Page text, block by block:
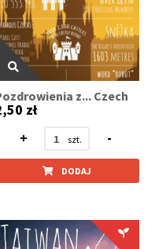
z... Czech
zł
+
-
DODAJ